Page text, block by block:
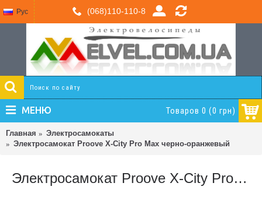
(068)110-110-8
Рус
Товаров 0 (0 грн)
МЕНЮ
Главная
Электросамокаты
Электросамокат Proove X-City Pro Max черно-оранжевый
Электросамокат Proove X-City Pro Max черно-оранжевый